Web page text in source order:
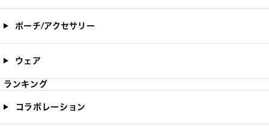
ポーチ/アクセサリー
ウェア
ランキング
コラボレーション